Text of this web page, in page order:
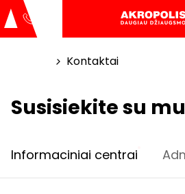
Kontaktai
Susisiekite su
Informaciniai centrai